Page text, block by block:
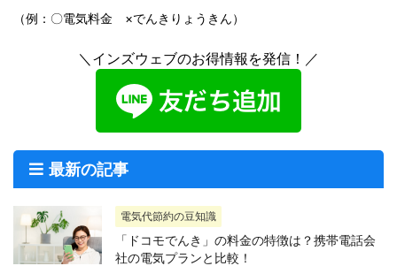
（例：〇電気料金 ×でんきりょうきん）
＼インズウェブのお得情報を発信！／
最新の記事
電気代節約の豆知識
「ドコモでんき」の料金の特徴は？携帯電話会
社の電気プランと比較！